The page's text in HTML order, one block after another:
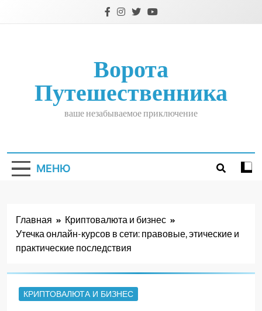
Ворота
Путешественника
ваше незабываемое приключение
МЕНЮ
Главная
Криптовалюта и бизнес
Утечка онлайн-курсов в сети: правовые, этические и
практические последствия
КРИПТОВАЛЮТА И БИЗНЕС